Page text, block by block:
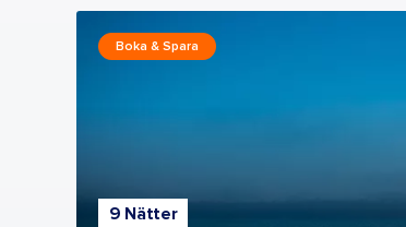
9 Nätter
Boka & Spara